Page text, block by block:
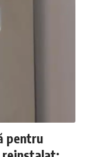
pentru